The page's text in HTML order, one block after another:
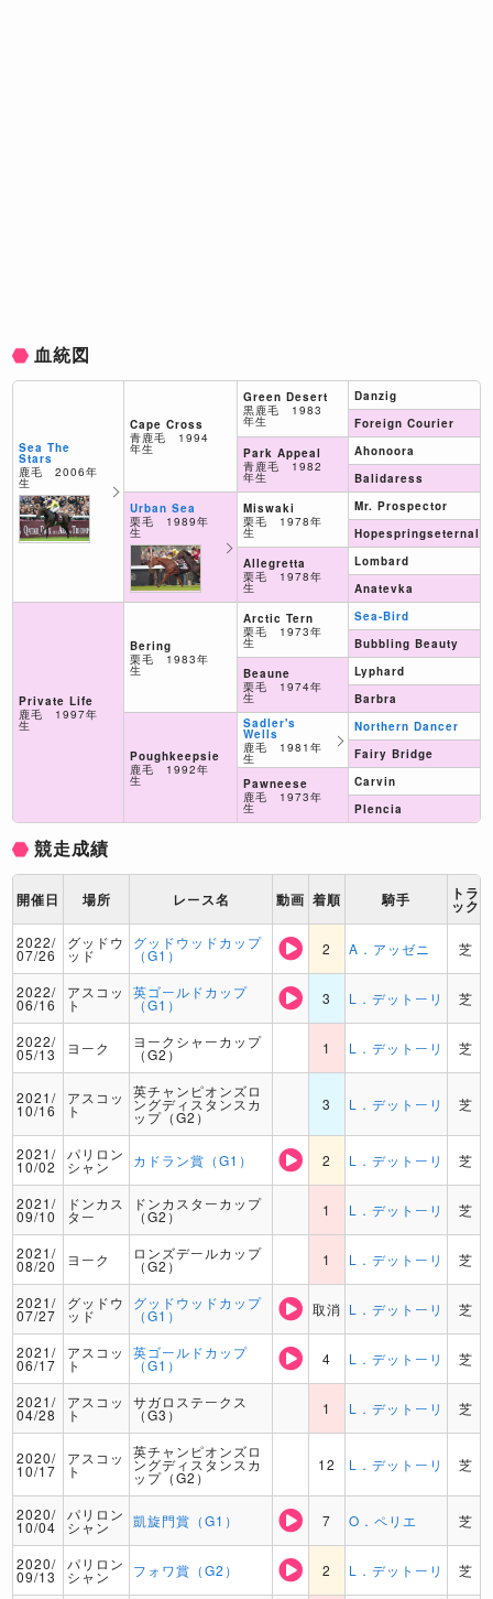
血統図
Sea The
Stars
鹿毛 2006年
生
Private Life
鹿毛 1997年
生
Cape Cross
青鹿毛 1994
年生
Urban Sea
栗毛 1989年
生
Bering
栗毛 1983年
生
Poughkeepsie
鹿毛 1992年
生
Green Desert
黒鹿毛 1983
年生
Park Appeal
青鹿毛 1982
年生
Miswaki
栗毛 1978年
生
Allegretta
栗毛 1978年
生
Arctic Tern
栗毛 1973年
生
Beaune
栗毛 1974年
生
Sadler's
Wells
鹿毛 1981年
生
Pawneese
鹿毛 1973年
生
Danzig
Foreign Courier
Ahonoora
Balidaress
Mr. Prospector
Hopespringseternal
Lombard
Anatevka
Sea-Bird
Bubbling Beauty
Lyphard
Barbra
Northern Dancer
Fairy Bridge
Carvin
Plencia
競走成績
開催日 場所 レース名 動画 着順 騎手 トラ
ック
2022/
07/26
グッドウ
ッド
グッドウッドカップ
（G1） 2 A．アッゼニ 芝
2022/
06/16
アスコッ
ト
英ゴールドカップ
（G1） 3 L．デットーリ 芝
2022/
05/13 ヨーク ヨークシャーカップ
（G2） 1 L．デットーリ 芝
2021/
10/16
アスコッ
ト
英チャンピオンズロ
ングディスタンスカ
ップ（G2）
3 L．デットーリ 芝
2021/
10/02
パリロン
シャン カドラン賞（G1） 2 L．デットーリ 芝
2021/
09/10
ドンカス
ター
ドンカスターカップ
（G2） 1 L．デットーリ 芝
2021/
08/20 ヨーク ロンズデールカップ
（G2） 1 L．デットーリ 芝
2021/
07/27
グッドウ
ッド
グッドウッドカップ
（G1） 取消 L．デットーリ 芝
2021/
06/17
アスコッ
ト
英ゴールドカップ
（G1） 4 L．デットーリ 芝
2021/
04/28
アスコッ
ト
サガロステークス
（G3） 1 L．デットーリ 芝
2020/
10/17
アスコッ
ト
英チャンピオンズロ
ングディスタンスカ
ップ（G2）
12 L．デットーリ 芝
2020/
10/04
パリロン
シャン 凱旋門賞（G1） 7 O．ペリエ 芝
2020/
09/13
パリロン
シャン フォワ賞（G2） 2 L．デットーリ 芝